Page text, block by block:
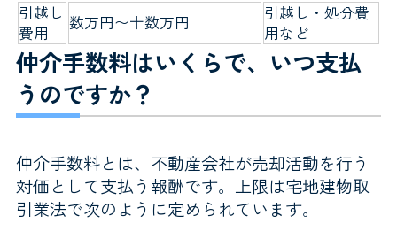
引越し
費用
数万円〜十数万円
引越し・処分費
用など
仲介手数料はいくらで、いつ支払
うのですか？
仲介手数料とは、不動産会社が売却活動を行う
対価として支払う報酬です。上限は宅地建物取
引業法で次のように定められています。